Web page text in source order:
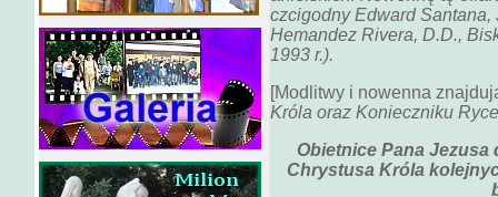
czcigodny Edward
Hemandez Rivera, D.D.,
1993 r.).
[Modlitwy i nowenna
Króla oraz Konieczniku
Obietnice Pana
Chrystusa Króla